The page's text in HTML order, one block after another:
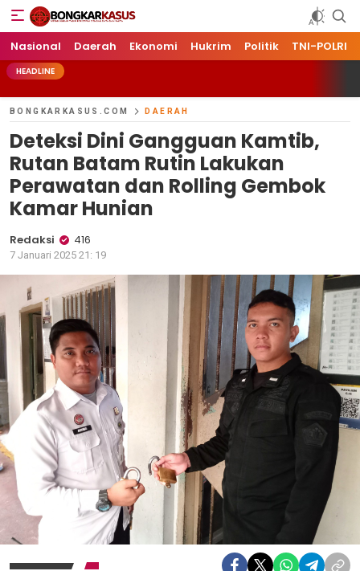
Bongkarkasus.com
Mengungkap Tabir Peristiwa Dengan Data dan Fakta
Nasional Daerah Ekonomi Hukrim Politik TNI-POLRI
HEADLINE
BONGKARKASUS.COM DAERAH
Deteksi Dini Gangguan Kamtib,
Rutan Batam Rutin Lakukan
Perawatan dan Rolling Gembok
Kamar Hunian
Redaksi 416
7 Januari 2025 21: 19